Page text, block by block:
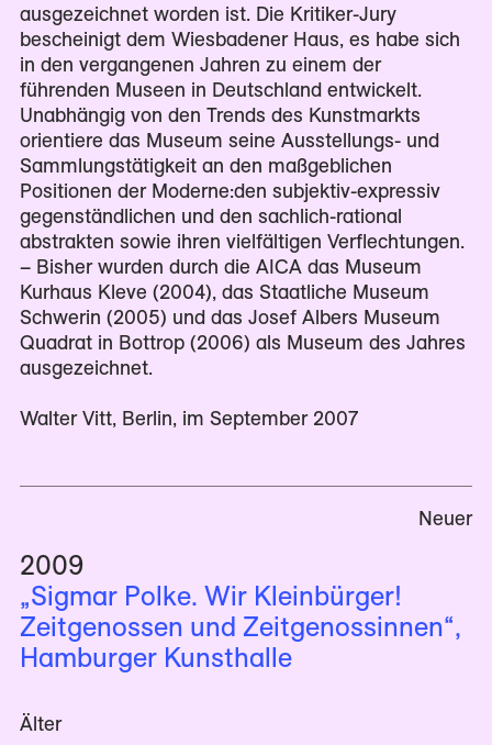
ausgezeichnet worden ist. Die Kritiker-Jury
bescheinigt dem Wiesbadener Haus, es habe sich
in den vergangenen Jahren zu einem der
führenden Museen in Deutschland entwickelt.
Unabhängig von den Trends des Kunstmarkts
orientiere das Museum seine Ausstellungs- und
Sammlungstätigkeit an den maßgeblichen
Positionen der Moderne:den subjektiv-expressiv
gegenständlichen und den sachlich-rational
abstrakten sowie ihren vielfältigen Verflechtungen.
– Bisher wurden durch die AICA das Museum
Kurhaus Kleve (2004), das Staatliche Museum
Schwerin (2005) und das Josef Albers Museum
Quadrat in Bottrop (2006) als Museum des Jahres
ausgezeichnet.
Walter Vitt, Berlin, im September 2007
Älter
Neuer
2009
„Sigmar Polke. Wir Kleinbürger!
Zeitgenossen und Zeitgenossinnen“,
Hamburger Kunsthalle